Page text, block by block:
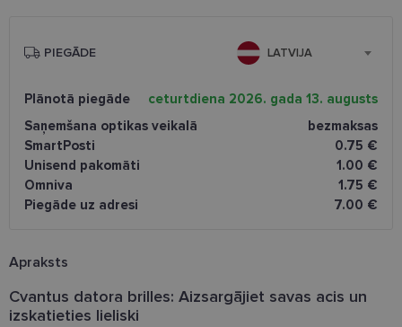
Apraksts
Cvantus datora brilles: Aizsargājiet savas acis un
izskatieties lieliski
PIEGĀDE LATVIJA
Plānotā piegāde
ceturtdiena 2026. gada 13. augusts
Saņemšana optikas veikalā
bezmaksas
SmartPosti
0.75 €
Unisend pakomāti
1.00 €
Omniva
1.75 €
Piegāde uz adresi
7.00 €